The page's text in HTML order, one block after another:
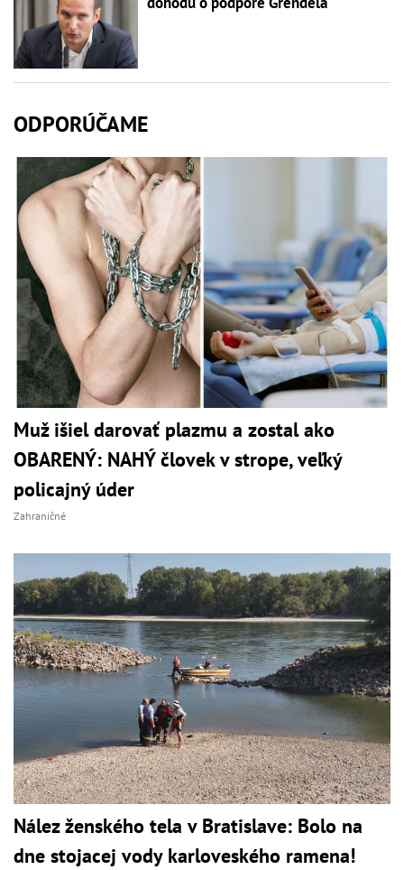
ODPORÚČAME
Muž išiel darovať plazmu a zostal ako
OBARENÝ: NAHÝ človek v strope, veľký
policajný úder
Zahraničné
Nález ženského tela v Bratislave: Bolo na
dne stojacej vody karloveského ramena!